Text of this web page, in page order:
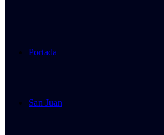
Portada
San Juan